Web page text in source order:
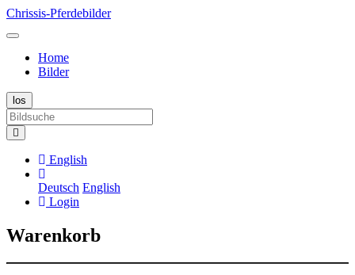
Chrissis-Pferdebilder
Home
Bilder
English
Deutsch English
Login
Warenkorb